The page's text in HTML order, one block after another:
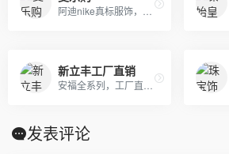
新立丰工厂直销
发表评论